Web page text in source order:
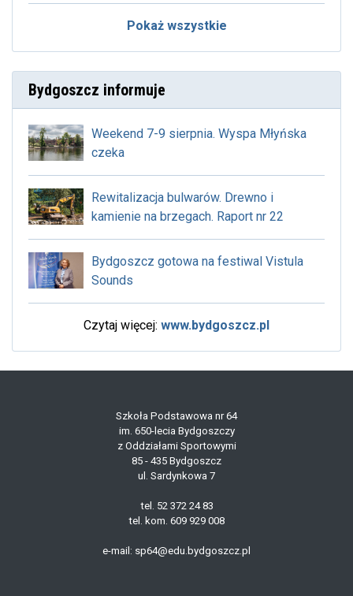
Pokaż wszystkie
Bydgoszcz informuje
Weekend 7-9 sierpnia. Wyspa Młyńska
czeka
Rewitalizacja bulwarów. Drewno i
kamienie na brzegach. Raport nr 22
Bydgoszcz gotowa na festiwal Vistula
Sounds
Czytaj więcej: www.bydgoszcz.pl
Szkoła Podstawowa nr 64
im. 650-lecia Bydgoszczy
z Oddziałami Sportowymi
85 - 435 Bydgoszcz
ul. Sardynkowa 7
tel. 52 372 24 83
tel. kom. 609 929 008
e-mail: sp64@edu.bydgoszcz.pl